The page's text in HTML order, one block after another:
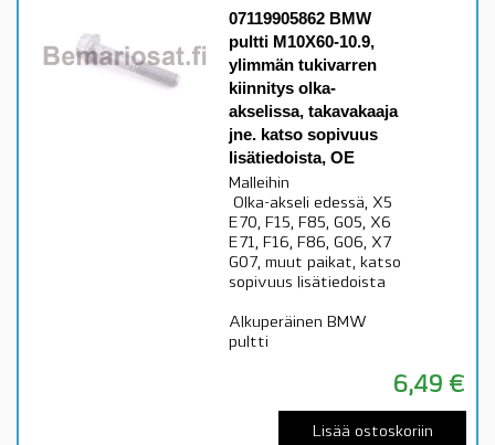
07119905862 BMW
pultti M10X60-10.9,
ylimmän tukivarren
kiinnitys olka-
akselissa, takavakaaja
jne. katso sopivuus
lisätiedoista, OE
Malleihin
Olka-akseli edessä, X5
E70, F15, F85, G05, X6
E71, F16, F86, G06, X7
G07, muut paikat, katso
sopivuus lisätiedoista
Alkuperäinen BMW
pultti
6,49 €
Lisää ostoskoriin